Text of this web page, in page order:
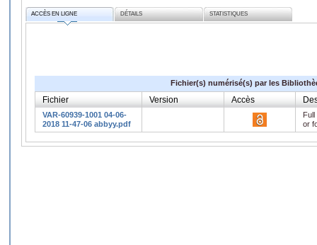
ACCÈS EN LIGNE DÉTAILS STATISTIQUES
Fichier(s) numérisé(s) par les
Fichier Version Accès
VAR-60939-1001 04-06-
2018 11-47-06 abbyy.pdf
or